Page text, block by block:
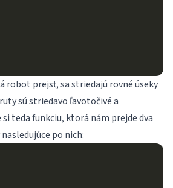
robot prejsť, sa striedajú rovné úseky
sú striedavo ľavotočivé a
teda funkciu, ktorá nám prejde dva
po nich: